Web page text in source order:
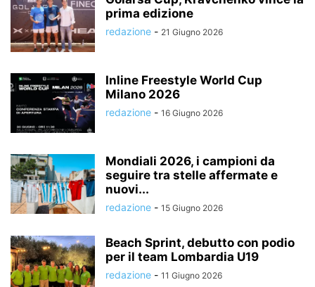
prima edizione
redazione - 21 Giugno 2026
Inline Freestyle World Cup
Milano 2026
redazione - 16 Giugno 2026
Mondiali 2026, i campioni da
seguire tra stelle affermate e
nuovi...
redazione - 15 Giugno 2026
Beach Sprint, debutto con podio
per il team Lombardia U19
redazione - 11 Giugno 2026